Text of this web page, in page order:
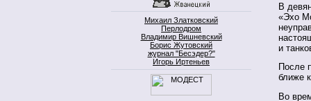
Михаил Златковский
Перлодром
Владимир Вишневский
Борис Жутовский
журнал "Бесэдер?"
Игорь Иртеньев
В
«Эхо
и
После
ближе
Во